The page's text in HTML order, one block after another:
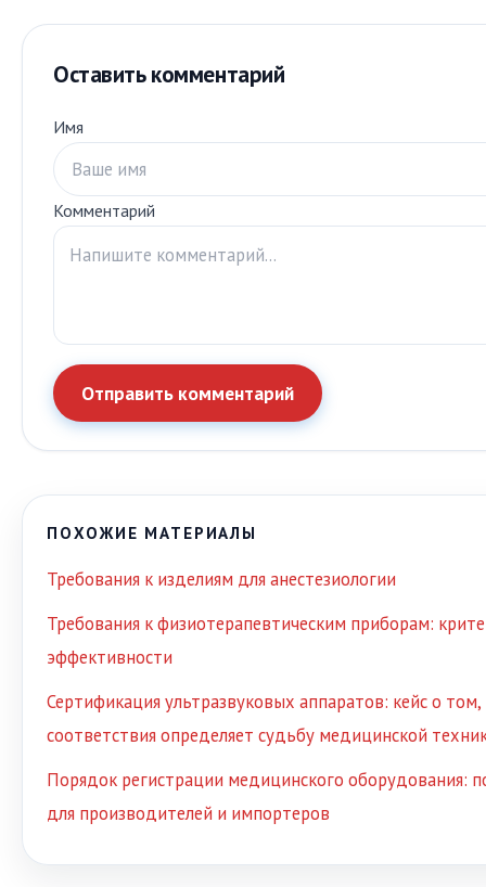
Оставить комментарий
Имя
Комментарий
Отправить комментарий
ПОХОЖИЕ МАТЕРИАЛЫ
Требования к изделиям для анестезиологии
Требования к физиотерапевтическим приборам:
эффективности
Сертификация ультразвуковых аппаратов: кейс о
соответствия определяет судьбу медицинской
Порядок регистрации медицинского оборудования:
для производителей и импортеров